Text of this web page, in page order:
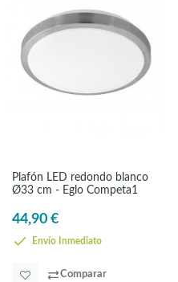
Plafón LED redondo blanco
Ø33 cm - Eglo Competa1
44,90 €
Envío Inmediato
Comparar